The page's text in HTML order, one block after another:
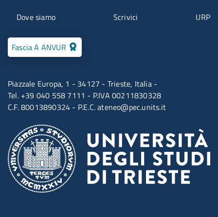
Piazzale Europa, 1 - 34127 - Trieste, Italia -
Tel. +39 040 558 7111 - P.IVA 00211830328
C.F. 80013890324 - P.E.C.ateneo@pec.units.it
Fascia A ANVUR
Menu contatti
Dove siamo Scrivici URP